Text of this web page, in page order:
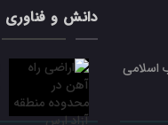
اسلامی
دانش و فناوری